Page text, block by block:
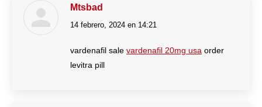
Mtsbad
dice:
14 febrero, 2024 en 14:21
vardenafil sale vardenafil 20mg usa order
levitra pill